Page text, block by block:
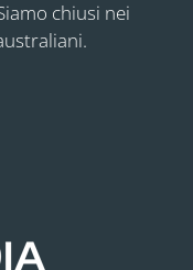
chiusi nei